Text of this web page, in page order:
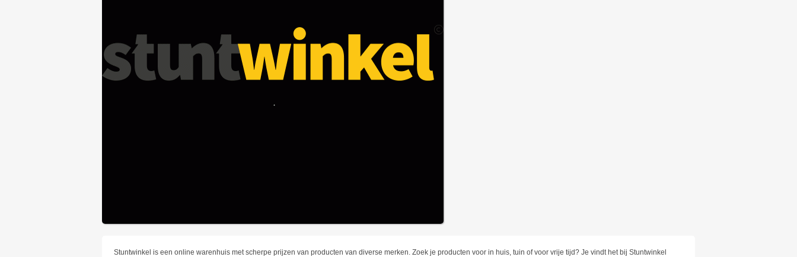
Stuntwinkel is een online warenhuis met scherpe prijzen van producten van diverse merken. Zoek je producten voor in huis, tuin of voor vrije tijd? Je vindt het bij Stuntwinkel